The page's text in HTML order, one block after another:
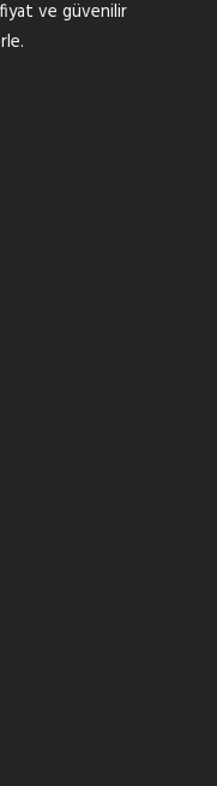
ve güvenilir